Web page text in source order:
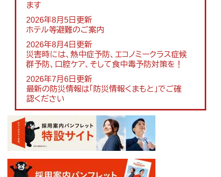
ます
2026年8月5日更新
ホテル等避難のご案内
2026年8月4日更新
災害時には、熱中症予防、エコノミークラス症候
群予防、口腔ケア、そして食中毒予防対策を！
2026年7月6日更新
最新の防災情報は「防災情報くまもと」でご確
認ください